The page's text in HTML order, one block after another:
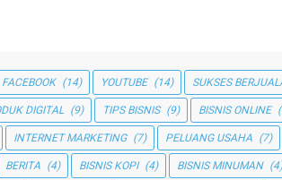
FACEBOOK (14) YOUTUBE (14) SUKSES
DIGITAL (9) TIPS BISNIS (9) BISNIS ONLINE
INTERNET MARKETING (7) PELUANG USAHA (7)
BERITA (4) BISNIS KOPI (4) BISNIS MINUMAN (4)